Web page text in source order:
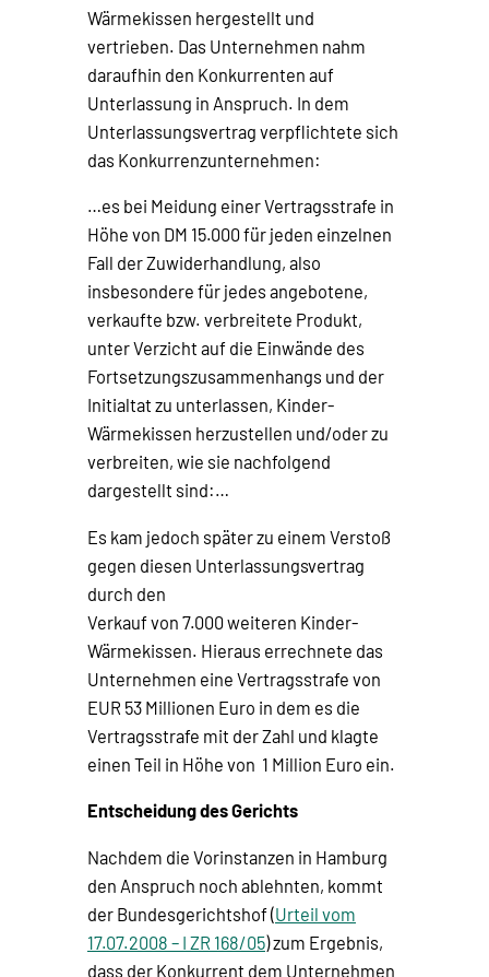
Wärmekissen hergestellt und
vertrieben. Das Unternehmen nahm
daraufhin den Konkurrenten auf
Unterlassung in Anspruch. In dem
Unterlassungsvertrag verpflichtete sich
das Konkurrenzunternehmen:
…es bei Meidung einer Vertragsstrafe in
Höhe von DM 15.000 für jeden einzelnen
Fall der Zuwiderhandlung, also
insbesondere für jedes angebotene,
verkaufte bzw. verbreitete Produkt,
unter Verzicht auf die Einwände des
Fortsetzungszusammenhangs und der
Initialtat zu unterlassen, Kinder-
Wärmekissen herzustellen und/oder zu
verbreiten, wie sie nachfolgend
dargestellt sind:…
Es kam jedoch später zu einem Verstoß
gegen diesen Unterlassungsvertrag
durch den
Verkauf von 7.000 weiteren Kinder-
Wärmekissen. Hieraus errechnete das
Unternehmen eine Vertragsstrafe von
EUR 53 Millionen Euro in dem es die
Vertragsstrafe mit der Zahl und klagte
einen Teil in Höhe von 1 Million Euro ein.
Entscheidung des Gerichts
Nachdem die Vorinstanzen in Hamburg
den Anspruch noch ablehnten, kommt
der Bundesgerichtshof (Urteil vom
17.07.2008 – I ZR 168/05) zum Ergebnis,
dass der Konkurrent dem Unternehmen